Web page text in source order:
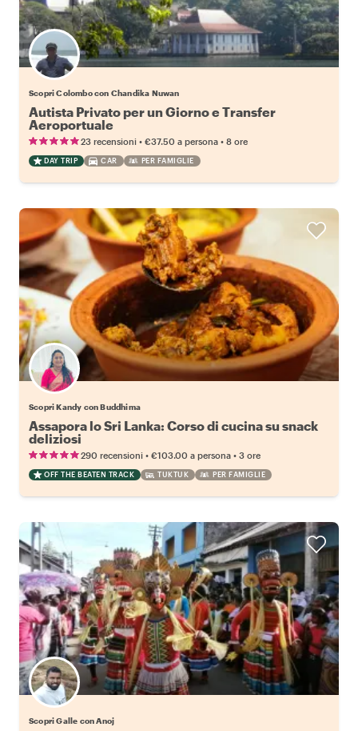
Scopri Colombo con Chandika Nuwan
Autista Privato per un Giorno e Transfer
Aeroportuale
23 recensioni • €37.50 a persona • 8 ore
DAY TRIP CAR PER FAMIGLIE
Scopri Kandy con Buddhima
Assapora lo Sri Lanka: Corso di cucina su snack
deliziosi
290 recensioni • €103.00 a persona • 3 ore
OFF THE BEATEN TRACK TUKTUK PER FAMIGLIE
Scopri Galle con Anoj